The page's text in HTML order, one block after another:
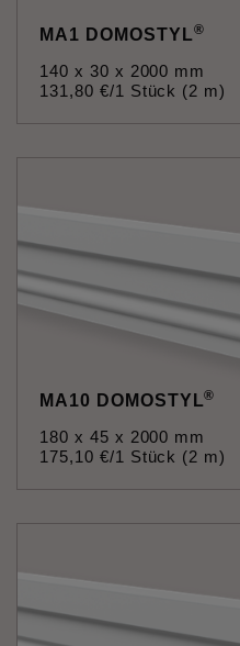
MA1 DOMOSTYL®
140 x 30 x 2000 mm
131 ,80 €/1 Stück (2 m)
MA10 DOMOSTYL®
180 x 45 x 2000 mm
175,10 €/1 Stück (2 m)